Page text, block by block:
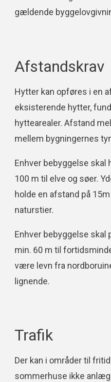
gældende
Afstandskrav
Hytter kan opføres i en
eksisterende hytter,
hyttearealer. Afstand
mellem bygningernes
Enhver bebyggelse skal
100 m til elve og søer.
holde en afstand på
naturstier.
Enhver bebyggelse skal
min. 60 m til
være levn fra
lignende.
Trafik
Der kan i områder til
sommerhuse ikke